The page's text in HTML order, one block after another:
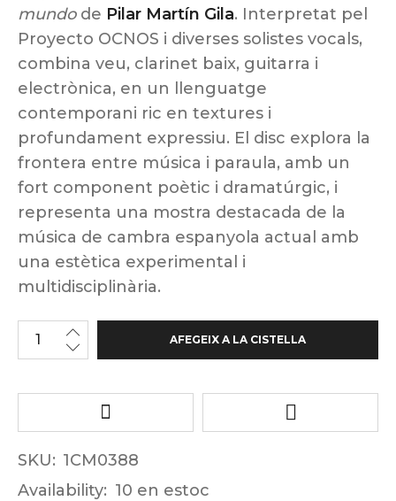
mundode Pilar Martín Gila. Interpretat pel
Proyecto OCNOS i diverses solistes vocals,
combina veu, clarinet baix, guitarra i
electrònica, en un llenguatge
contemporani ric en textures i
profundament expressiu. El disc explora la
frontera entre música i paraula, amb un
fort component poètic i dramatúrgic, i
representa una mostra destacada de la
música de cambra espanyola actual amb
una estètica experimental i
multidisciplinària.
AFEGEIX A LA CISTELLA
SKU: 1CM0388
Availability: 10 en estoc